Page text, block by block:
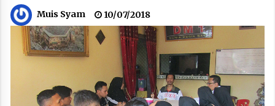
Muis Syam 10/07/2018